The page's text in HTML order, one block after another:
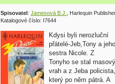
Spisovatel: Jamesová B.J.
, Harlequin
Katalogové číslo: I7644
Kdysi byli nerozluční
přátelé-Jeb,Tony a jeho
sestra Nicole. Z
Tonyho se stal masový
vrah a z Jeba policista,
který po něm pátrá. A